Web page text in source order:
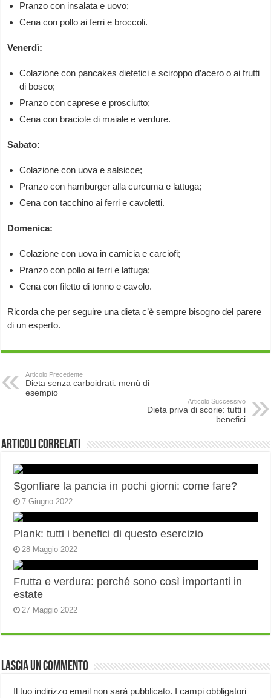
Pranzo con insalata e uovo;
Cena con pollo ai ferri e broccoli.
Venerdì:
Colazione con pancakes dietetici e sciroppo d’acero o ai frutti
di bosco;
Pranzo con caprese e prosciutto;
Cena con braciole di maiale e verdure.
Sabato:
Colazione con uova e salsicce;
Pranzo con hamburger alla curcuma e lattuga;
Cena con tacchino ai ferri e cavoletti.
Domenica:
Colazione con uova in camicia e carciofi;
Pranzo con pollo ai ferri e lattuga;
Cena con filetto di tonno e cavolo.
Ricorda che per seguire una dieta c’è sempre bisogno del parere
di un esperto.
Articolo Precedente
Dieta senza carboidrati: menù di
esempio
Articolo Successivo
Dieta priva di scorie: tutti i
benefici
Articoli correlati
Sgonfiare la pancia in pochi giorni: come fare?
7 Giugno 2022
Plank: tutti i benefici di questo esercizio
28 Maggio 2022
Frutta e verdura: perché sono così importanti in
estate
27 Maggio 2022
Lascia un commento
Il tuo indirizzo email non sarà pubblicato. I campi obbligatori